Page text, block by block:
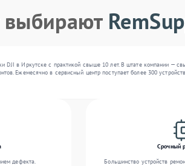
DJI в Иркутске с практикой свыше 10 лет. В штате компании —
Ежемесячно в сервисный центр поступает более 300
дефекта.
Срочный
Большинство устройств